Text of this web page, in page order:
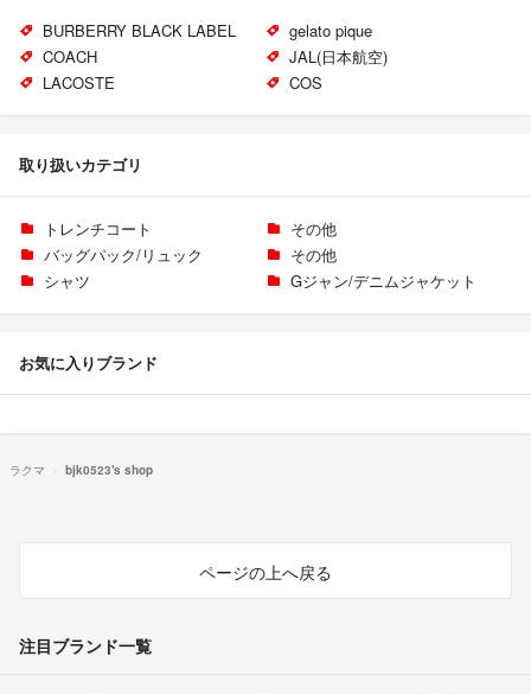
BURBERRY BLACK LABEL
gelato pique
COACH
JAL(日本航空)
LACOSTE
COS
取り扱いカテゴリ
トレンチコート
その他
バッグパック/リュック
その他
シャツ
Gジャン/デニムジャケット
お気に入りブランド
ラクマ bjk0523's shop
ページの上へ戻る
注目ブランド一覧